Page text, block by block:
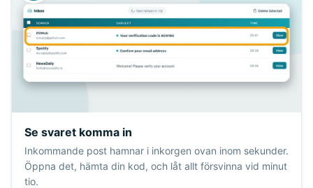
Se svaret komma in
Inkommande post hamnar i inkorgen ovan inom sekunder.
Öppna det, hämta din kod, och låt allt försvinna vid minut
tio.